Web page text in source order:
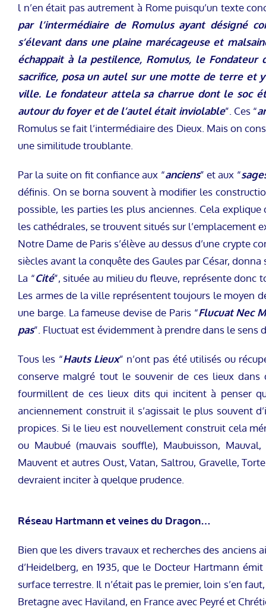
l n’en était pas autrement à Rome puisqu’un texte
par l’intermédiaire de Romulus ayant désigné
s’élevant dans une plaine marécageuse et
échappait à la pestilence, Romulus, le
sacrifice, posa un autel sur une motte de terre et
ville. Le fondateur attela sa charrue dont le soc
autour du foyer et de l’autel était inviolable”. Ces “
Romulus se fait l’intermédiaire des Dieux. Mais on
une similitude troublante.
Par la suite on fit confiance aux “anciens” et aux “
définis. On se borna souvent à modifier les
possible, les parties les plus anciennes. Cela
les cathédrales, se trouvent situés sur l’emplacement
Notre Dame de Paris s’élève au dessus d’une crypte
siècles avant la conquête des Gaules par César,
La “Cité”, située au milieu du fleuve, représente donc
Les armes de la ville représentent toujours le moyen
une barge. La fameuse devise de Paris “Flucuat Nec
pas”. Fluctuat est évidemment à prendre dans le
Tous les “Hauts Lieux” n’ont pas été utilisés ou
conserve malgré tout le souvenir de ces lieux dans
fourmillent de ces lieux dits qui incitent à penser
anciennement construit il s’agissait le plus souvent
propices. Si le lieu est nouvellement construit cela
ou Maubué (mauvais souffle), Maubuisson,
Mauvent et autres Oust, Vatan, Saltrou, Gravelle,
devraient inciter à quelque prudence.
Réseau Hartmann et veines du Dragon…
Bien que les divers travaux et recherches des anciens
d’Heidelberg, en 1935, que le Docteur Hartmann
surface terrestre. Il n’était pas le premier, loin s’en
Bretagne avec Haviland, en France avec Peyré et